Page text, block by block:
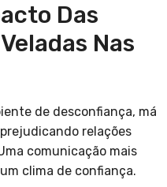
Das
Nas
de desconfiança, má
relações
comunicação mais
clima de confiança.